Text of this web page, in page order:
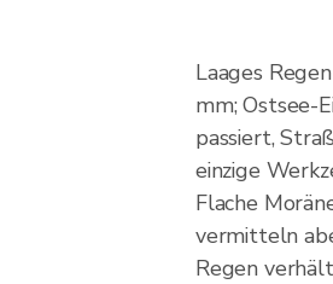
Laages
mm; Ostsee-
passiert,
einzige
Flache
vermitteln
Regen